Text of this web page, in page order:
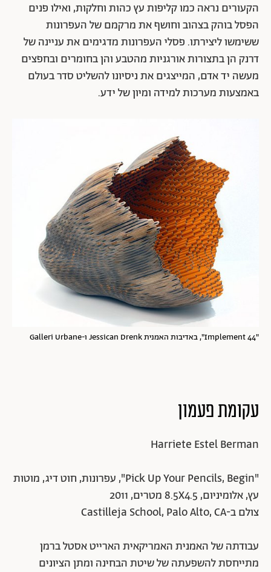
הקעורים נראה כמו קליפות עץ כהות וחלקות, ואילו פנים
הפסל בוהק בצהוב וחושף את מרקמם של העפרונות
ששימשו ליצירתו. פסלי העפרונות מדגימים את עניינה של
דרנק הן בתצורות אורגניות מהטבע והן בחומרים ובחפצים
מעשה יד אדם, המייצגים את ניסיונו להשליט סדר בעולם
באמצעות מערכות למידה ומיון של ידע.
"Implement 44", באדיבות האמנית Jessican Drenk ו-Galleri Urbane
עקומת פעמון
Harriete Estel Berman
"Pick Up Your Pencils, Begin", עפרונות, חוט דיג, מוטות
עץ, אלומיניום, 8.5X4.5 מטרים, 2011
צולם ב-Castilleja School, Palo Alto, CA
עבודתה של האמנית האמריקאית הארייט אסטל ברמן
מתייחסת להשפעתה של שיטת הבחינה ומתן הציונים